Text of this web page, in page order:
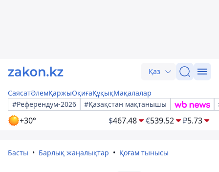
Қаз
СаясатӘлемҚаржыОқиғаҚұқықМақалалар
#Референдум-2026
#Қазақстан мақтанышы
+30° $467.48 €539.52 ₽5.73
Басты Барлық жаңалықтар Қоғам тынысы